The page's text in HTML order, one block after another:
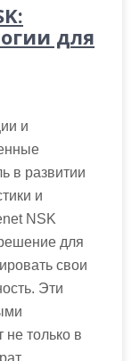
для
и
в развитии
и
NSK
для
свои
Эти
не только в